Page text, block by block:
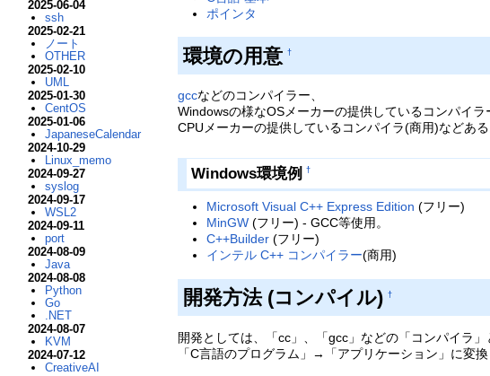
ポインタ
環境の用意 †
gccなどのコンパイラー、
Windowsの様なOSメーカーの提供しているコンパイラ
CPUメーカーの提供しているコンパイラ(商用)などある
Windows環境例 †
Microsoft Visual C++ Express Edition (フリー)
MinGW(フリー) - GCC等使用。
C++Builder(フリー)
インテル C++ コンパイラー(商用)
開発方法 (コンパイル) †
開発としては、「cc」、「gcc」などの「コンパイラ」
「C言語のプログラム」→「アプリケーション」に変換
2025-06-04
ssh
2025-02-21
ノート
OTHER
2025-02-10
UML
2025-01-30
CentOS
2025-01-06
JapaneseCalendar
2024-10-29
Linux_memo
2024-09-27
syslog
2024-09-17
WSL2
2024-09-11
port
2024-08-09
Java
2024-08-08
Python
Go
.NET
2024-08-07
KVM
2024-07-12
CreativeAI